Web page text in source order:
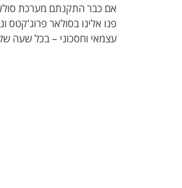
אם כבר התקנתם מערכת
פנו אלינו בסולאר פרוג'קטס
עצמאי וחסכוני – בכל שעה